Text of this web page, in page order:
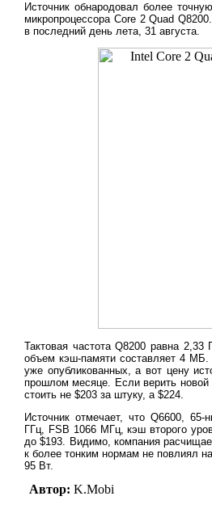
Источник обнародовал более
микропроцессора Core 2 Quad
в последний день лета, 31 августа.
Тактовая частота Q8200 равна
объем кэш-памяти составляет 4
уже опубликованных, а вот цену
прошлом месяце. Если верить
стоить не $203 за штуку, а $224.
Источник отмечает, что Q6600, 65-
ГГц, FSB 1066 МГц, кэш второго
до $193. Видимо, компания
к более тонким нормам не повлиял
95 Вт.
Автор: K.Mobi